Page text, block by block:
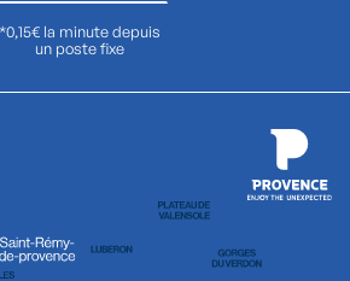
*0,15€ la minute depuis
un poste fixe